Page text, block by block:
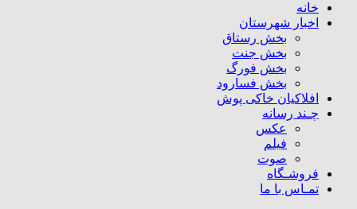
خانه
اخبار شهرستان
بخش رستاق
بخش جنت
بخش فورگ
بخش فسارود
افلاکیان خاکی پوش
چـند رسانه
عکس
فیلم
صوت
فروشـگاه
تمـاس با ما